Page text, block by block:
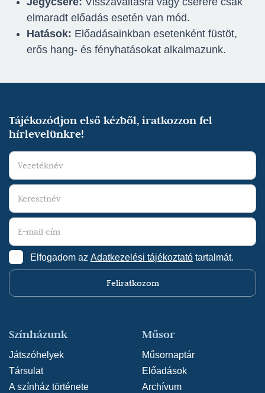
elmaradt előadás esetén van mód.
Hatások: Előadásainkban esetenként füstöt,
erős hang- és fényhatásokat alkalmazunk.
Tájékozódjon első kézből, iratkozzon fel
hírlevelünkre!
Elfogadom az Adatkezelési tájékoztató tartalmát.
Feliratkozom
Színházunk
Játszóhelyek
Társulat
A színház története
Műsor
Műsornaptár
Előadások
Archívum